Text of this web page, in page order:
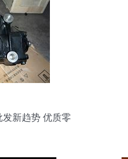
新趋势 优质零